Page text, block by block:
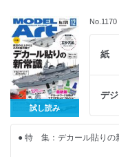
・ハ号ブルが東京にやって
・New kit front line
・でものはつもの
・ブックレビュー
・リーダーズクラブ
・UH-1Y ヴェノム“アメリ
・マクラーレン MP4/4
1/12:SOF
・ホンダ DC2インテグラ
【連 載】
・ナナニイスポットライト
・モデリングJASDF：秋山
・北澤志朗のヤングタイ
・艦船諸国漫遊記：鯨水庵
・楽プラビートルで小情景
フォルクスワーゲン ビー
瀬裕基
・アオシマ1/32楽プラスナ
トルの気になるキット内容
・楽しみ方は無限大!楽プ
・名車解説 フォルクスワ
シ：北澤志朗
・タミヤの名キットでク
・ひと味違う“はたらくビ
試し読み
紙
デ
● 特 集：デカール貼りの